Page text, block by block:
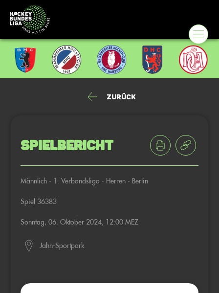
Zurück
Spielbericht
Männlich - 1. Verbandsliga - Herren - Berlin
Spiel 36383
Sonntag, 06. Oktober 2024, 12:00 MEZ
Jahn-Sportpark